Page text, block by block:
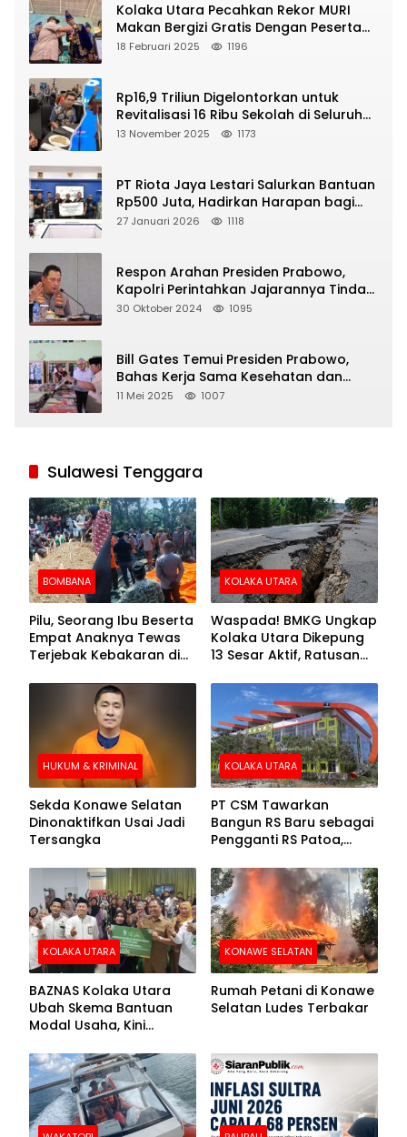
Kolaka Utara Pecahkan Rekor MURI
Makan Bergizi Gratis Dengan Peserta
Terbanyak
18 Februari 2025 1196
Rp16,9 Triliun Digelontorkan untuk
Revitalisasi 16 Ribu Sekolah di Seluruh
Indonesia
13 November 2025 1173
PT Riota Jaya Lestari Salurkan Bantuan
Rp500 Juta, Hadirkan Harapan bagi
Korban Bencana di Sumatera
27 Januari 2026 1118
Respon Arahan Presiden Prabowo,
Kapolri Perintahkan Jajarannya Tindak
Tegas Pelaku Judi Online
30 Oktober 2024 1095
Bill Gates Temui Presiden Prabowo,
Bahas Kerja Sama Kesehatan dan
Program Makan Bergizi Gratis
11 Mei 2025 1007
Sulawesi Tenggara
BOMBANA
Pilu, Seorang Ibu Beserta
Empat Anaknya Tewas
Terjebak Kebakaran di
KOLAKA UTARA
Waspada! BMKG Ungkap
Kolaka Utara Dikepung
13 Sesar Aktif, Ratusan
HUKUM & KRIMINAL
Sekda Konawe Selatan
Dinonaktifkan Usai Jadi
Tersangka
KOLAKA UTARA
PT CSM Tawarkan
Bangun RS Baru sebagai
Pengganti RS Patoa,
Kolut
KOLAKA UTARA
BAZNAS Kolaka Utara
Ubah Skema Bantuan
Modal Usaha, Kini
Barang Senilai Rp419,5
Juta
KONAWE SELATAN
Rumah Petani di Konawe
Selatan Ludes Terbakar